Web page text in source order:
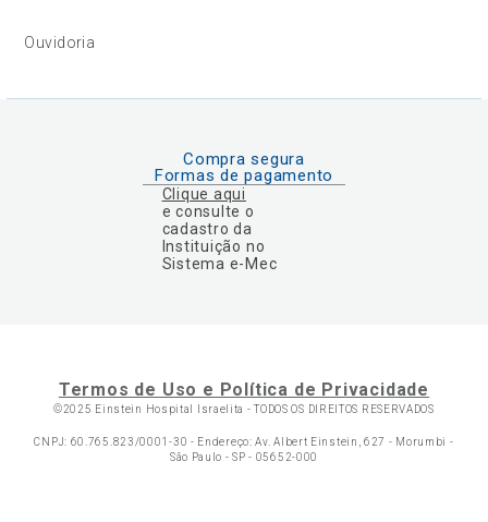
Ouvidoria
Compra segura
Formas de pagamento
Clique aqui
e consulte o
cadastro da
Instituição no
Sistema e-Mec
Termos de Uso e Política de Privacidade
©2025 Einstein Hospital Israelita -TODOS OS DIREITOS RESERVADOS
CNPJ: 60.765.823/0001-30 - Endereço: Av. Albert Einstein, 627 - Morumbi -
São Paulo - SP - 05652-000